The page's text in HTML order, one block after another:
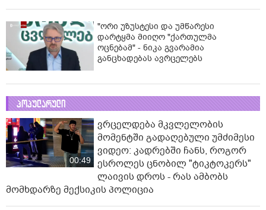
"ორი უზუსტესი და უმწარესი
დარტყმა მიიღო "ქართულმა
ოცნებამ" - ნიკა გვარამია
განცხადებას ავრცელებს
პოპულარული
00:49
ვრცელდება მკვლელობის
მომენტში გადაღებული უმძიმესი
ვიდეო: კადრებში ჩანს, როგორ
ესროლეს ცნობილ "ტიკტოკერს"
ლაივის დროს - რას ამბობს
მომხდარზე მექსიკის პოლიცია